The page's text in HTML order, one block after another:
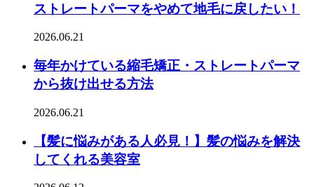
ストレートパーマをやめて地毛に戻したい！
2026.06.21
毎年かけている縮毛矯正・ストレートパーマ
から抜け出せる方法
2026.06.21
【髪に悩みがある人必見！】髪の悩みを解決
してくれる美容室